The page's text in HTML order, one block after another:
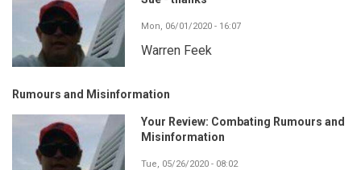
Mon, 06/01/2020 - 16:07
Warren Feek
Rumours and Misinformation
Your Review: Combating Rumours and
Misinformation
Tue, 05/26/2020 - 08:02